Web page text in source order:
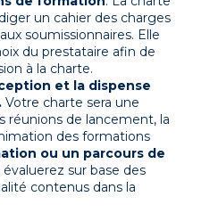
un cahier des charges
soumissionnaires. Elle
du prestataire afin de
à la charte.
et la dispense
Votre charte sera une
réunions de lancement, la
des formations
ou un parcours de
évaluerez sur base des
contenus dans la